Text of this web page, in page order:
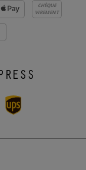
CHÈQUE
VIREMENT